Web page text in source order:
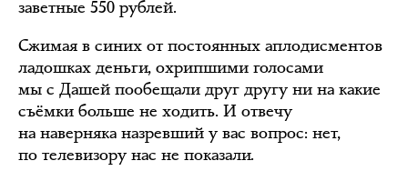
заветные 550 рублей.
Сжимая в синих от постоянных аплодисментов
ладошках деньги, охрипшими голосами
мы с Дашей пообещали друг другу ни на какие
съёмки больше не ходить. И отвечу
на наверняка назревший у вас вопрос: нет,
по телевизору нас не показали.